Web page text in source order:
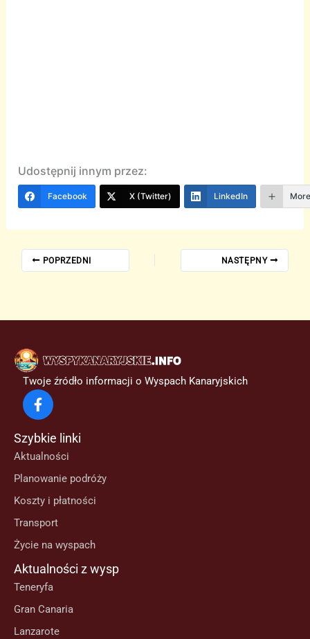
Udostępnij innym przez:
Facebook X (Twitter) LinkedIn
POPRZEDNI NASTĘPNY
Twoje źródło informacji o Wyspach Kanaryjskich
Szybkie linki
Aktualności
Planowanie podróży
Koszty i płatności
Transport
Życie na wyspach
Aktualności z wysp
Teneryfa
Gran Canaria
Lanzarote